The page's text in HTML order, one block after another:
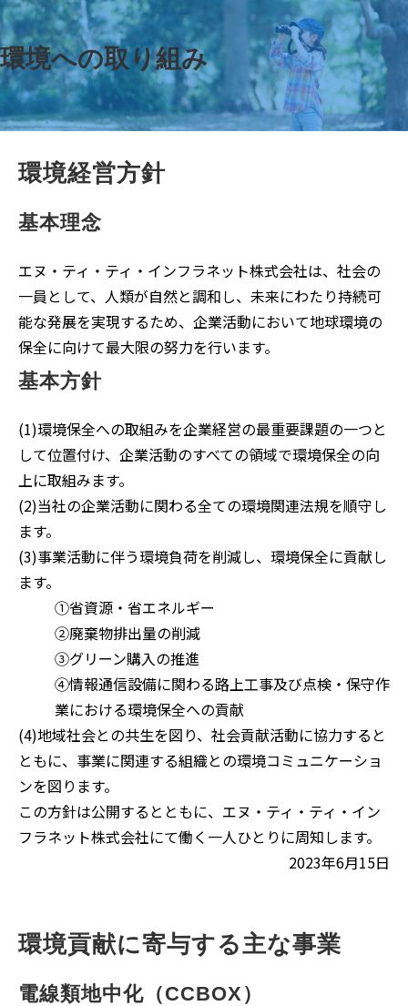
環境への取り組み
環境経営方針
基本理念
エヌ・ティ・ティ・インフラネット株式会社は、社会の
一員として、人類が自然と調和し、未来にわたり持続可
能な発展を実現するため、企業活動において地球環境の
保全に向けて最大限の努力を行います。
基本方針
(1)環境保全への取組みを企業経営の最重要課題の一つと
して位置付け、企業活動のすべての領域で環境保全の向
上に取組みます。
(2)当社の企業活動に関わる全ての環境関連法規を順守し
ます。
(3)事業活動に伴う環境負荷を削減し、環境保全に貢献し
ます。
①省資源・省エネルギー
②廃棄物排出量の削減
③グリーン購入の推進
④情報通信設備に関わる路上工事及び点検・保守作
業における環境保全への貢献
(4)地域社会との共生を図り、社会貢献活動に協力すると
ともに、事業に関連する組織との環境コミュニケーショ
ンを図ります。
この方針は公開するとともに、エヌ・ティ・ティ・イン
フラネット株式会社にて働く一人ひとりに周知します。
2023年6月15日
環境貢献に寄与する主な事業
電線類地中化（CCBOX）